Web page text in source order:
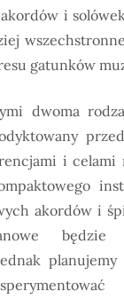
i
gatunków
dwoma
i celami
akordów i
będzie